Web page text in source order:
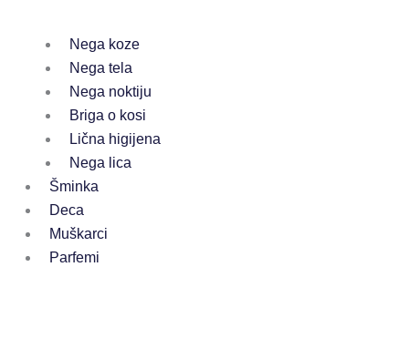
Nega koze
Nega tela
Nega noktiju
Briga o kosi
Lična higijena
Nega lica
Šminka
Deca
Muškarci
Parfemi